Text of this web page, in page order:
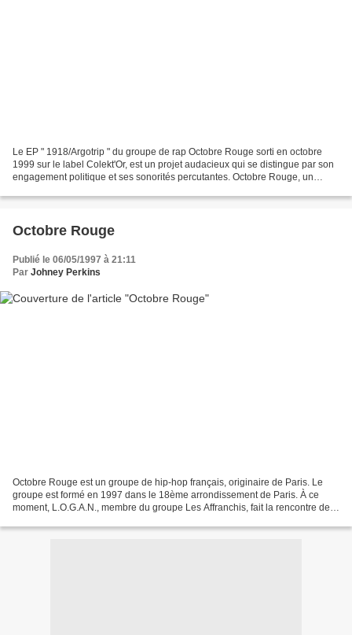
Le EP " 1918/Argotrip " du groupe de rap Octobre Rouge sorti en octobre
1999 sur le label Colekt'Or, est un projet audacieux qui se distingue par son
engagement politique et ses sonorités percutantes. Octobre Rouge, un
Octobre Rouge
Publié le 06/05/1997 à 21:11
Par Johney Perkins
Octobre Rouge est un groupe de hip-hop français, originaire de Paris. Le
groupe est formé en 1997 dans le 18ème arrondissement de Paris. À ce
moment, L.O.G.A.N., membre du groupe Les Affranchis, fait la rencontre de